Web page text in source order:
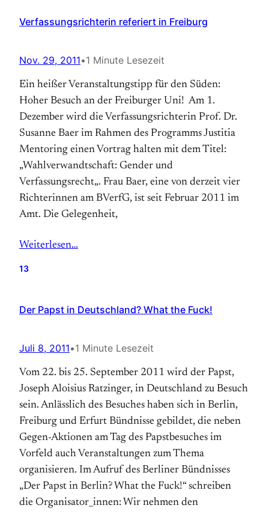
Verfassungsrichterin referiert in Freiburg
Nov. 29, 2011•1 Minute Lesezeit
Ein heißer Veranstaltungstipp für den Süden:
Hoher Besuch an der Freiburger Uni! Am 1.
Dezember wird die Verfassungsrichterin Prof. Dr.
Susanne Baer im Rahmen des Programms Justitia
Mentoring einen Vortrag halten mit dem Titel:
„Wahlverwandtschaft: Gender und
Verfassungsrecht„. Frau Baer, eine von derzeit vier
Richterinnen am BVerfG, ist seit Februar 2011 im
Amt. Die Gelegenheit,
Weiterlesen…
13
Der Papst in Deutschland? What the Fuck!
Juli 8, 2011•1 Minute Lesezeit
Vom 22. bis 25. September 2011 wird der Papst,
Joseph Aloisius Ratzinger, in Deutschland zu Besuch
sein. Anlässlich des Besuches haben sich in Berlin,
Freiburg und Erfurt Bündnisse gebildet, die neben
Gegen-Aktionen am Tag des Papstbesuches im
Vorfeld auch Veranstaltungen zum Thema
organisieren. Im Aufruf des Berliner Bündnisses
„Der Papst in Berlin? What the Fuck!“ schreiben
die Organisator_innen: Wir nehmen den